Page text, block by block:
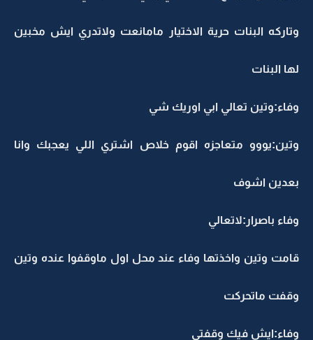
وتاركه البنات حرية الاختيار مامانعت ولاتدري ايش مخبين
لها البنات
وفاء:وتين تعالي ابي اوريك شي
وتين:يووو متعاجزه اقوم خلاص اشتري اللي يعجبك وانا
بعدين اشوف
وفاء باصرار:لاتعالي
قامت وتين واخذتها وفاء عند محل اول ماوقفوا عنده وتين
وقفت ماتحركت
وفاء:ايش فيك وقفتي